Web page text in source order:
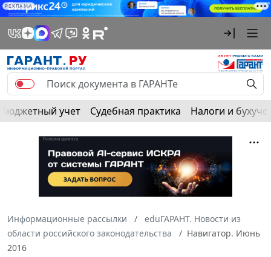
РЕКЛАМА
Бюджетный учет Судебная практика Налоги и
Информационные рассылки
eduГАРАНТ. Новости из
области российского законодательства
Навигатор. Июнь
2016